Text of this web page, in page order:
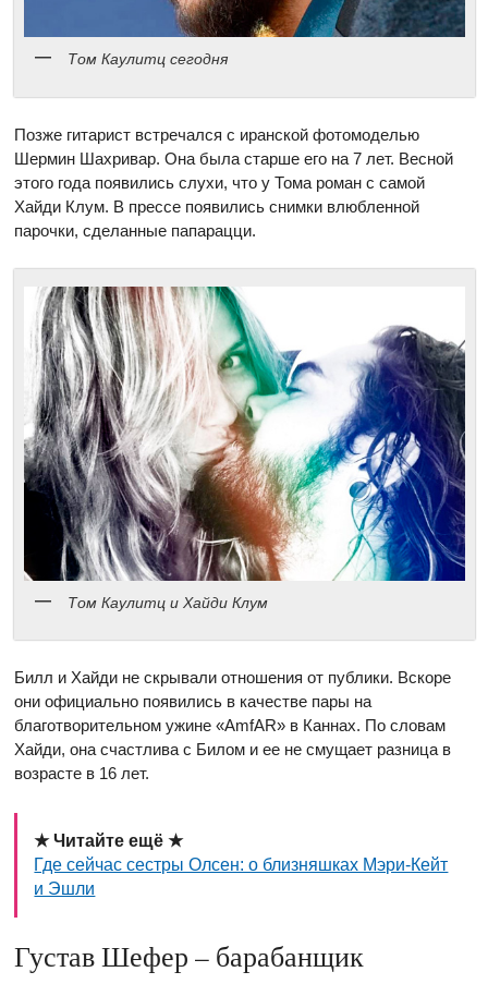
Том Каулитц сегодня
Позже гитарист встречался с иранской фотомоделью
Шермин Шахривар. Она была старше его на 7 лет. Весной
этого года появились слухи, что у Тома роман с самой
Хайди Клум. В прессе появились снимки влюбленной
парочки, сделанные папарацци.
Том Каулитц и Хайди Клум
Билл и Хайди не скрывали отношения от публики. Вскоре
они официально появились в качестве пары на
благотворительном ужине «АmfAR» в Каннах. По словам
Хайди, она счастлива с Билом и ее не смущает разница в
возрасте в 16 лет.
★ Читайте ещё ★
Где сейчас сестры Олсен: о близняшках Мэри-Кейт
и Эшли
Густав Шефер – барабанщик